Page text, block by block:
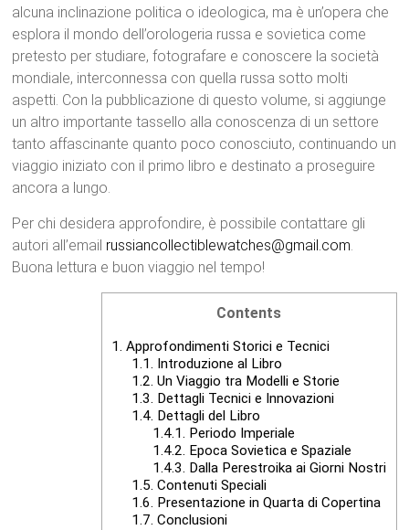
alcuna inclinazione politica o ideologica, ma è un’opera che
esplora il mondo dell’orologeria russa e sovietica come
pretesto per studiare, fotografare e conoscere la società
mondiale, interconnessa con quella russa sotto molti
aspetti. Con la pubblicazione di questo volume, si aggiunge
un altro importante tassello alla conoscenza di un settore
tanto affascinante quanto poco conosciuto, continuando un
viaggio iniziato con il primo libro e destinato a proseguire
ancora a lungo.
Per chi desidera approfondire, è possibile contattare gli
autori all’email russiancollectiblewatches@gmail.com.
Buona lettura e buon viaggio nel tempo!
Contents
1. Approfondimenti Storici e Tecnici
1.1. Introduzione al Libro
1.2. Un Viaggio tra Modelli e Storie
1.3. Dettagli Tecnici e Innovazioni
1.4. Dettagli del Libro
1.4.1. Periodo Imperiale
1.4.2. Epoca Sovietica e Spaziale
1.4.3. Dalla Perestroika ai Giorni Nostri
1.5. Contenuti Speciali
1.6. Presentazione in Quarta di Copertina
1.7. Conclusioni